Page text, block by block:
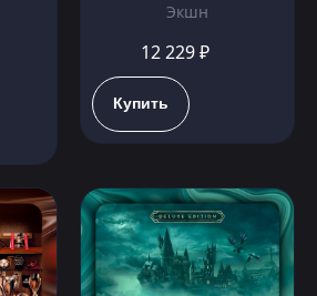
Экшн
12 229 ₽
Купить